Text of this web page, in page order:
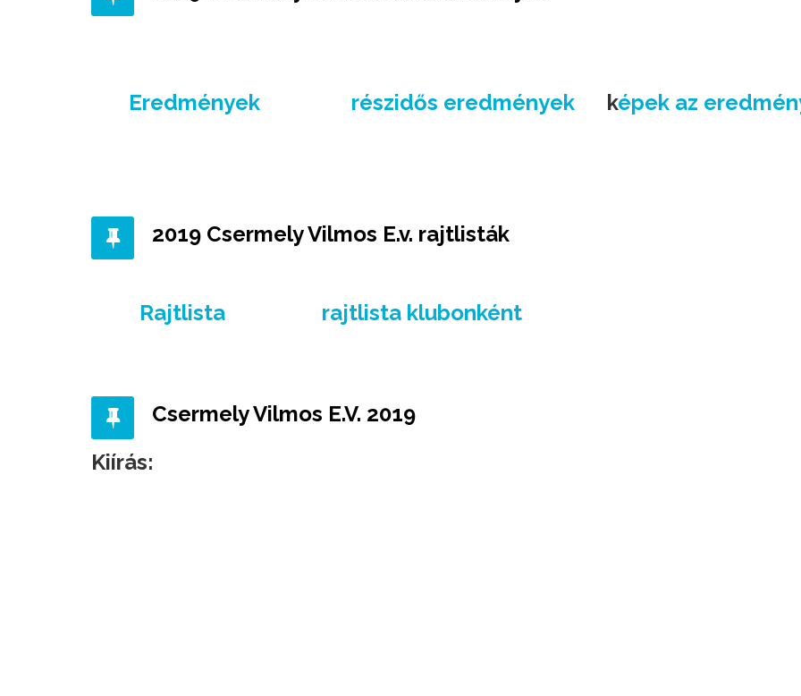
Eredmények részidős eredmények képek az
2019 Csermely Vilmos E.v. rajtlisták
Rajtlista rajtlista klubonként
Csermely Vilmos E.V. 2019
Kiírás: